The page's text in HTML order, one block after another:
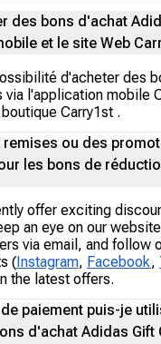
des bons d'achat
et le site Web
d'acheter des
via l'application mobile
Carry1st .
ou des
les bons de
offer exciting
an eye on our
via email, and follow
(Instagram, Facebook,
the latest offers.
paiement puis-je
d'achat Adidas Gift